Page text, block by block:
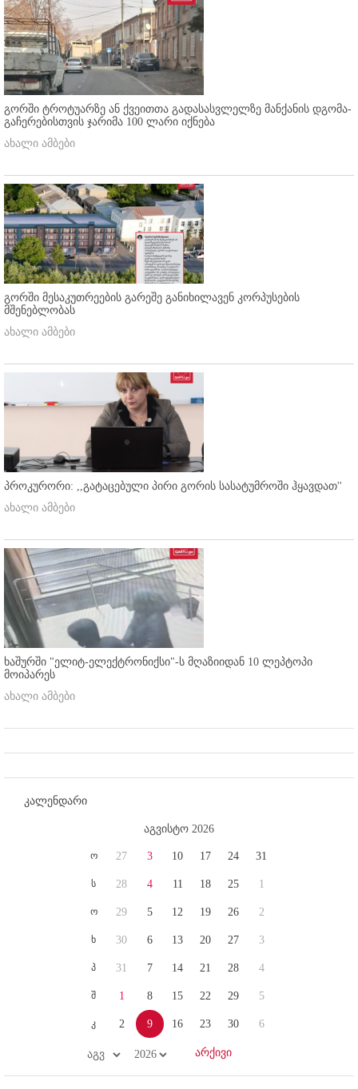
გორში ტროტუარზე ან ქვეითთა გადასასვლელზე მანქანის დგომა-
გაჩერებისთვის ჯარიმა 100 ლარი იქნება
ახალი ამბები
გორში მესაკუთრეების გარეშე განიხილავენ კორპუსების
მშენებლობას
ახალი ამბები
პროკურორი: ,,გატაცებული პირი გორის სასატუმროში ჰყავდათ''
ახალი ამბები
ხაშურში "ელიტ-ელექტრონიქსი"-ს მღაზიიდან 10 ლეპტოპი
მოიპარეს
ახალი ამბები
კალენდარი
აგვისტო 2026
ო
ს
ო
ხ
პ
შ
კ
27
28
29
30
31
1
2
3
4
5
6
7
8
9
10
11
12
13
14
15
16
17
18
19
20
21
22
23
24
25
26
27
28
29
30
31
1
2
3
4
5
6